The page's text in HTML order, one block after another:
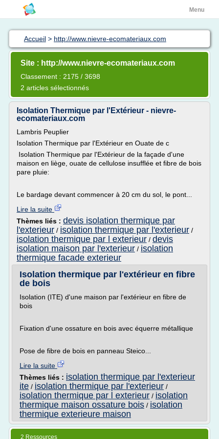
Menu
Accueil > http://www.nievre-ecomateriaux.com
Site : http://www.nievre-ecomateriaux.com
Classement : 2175 / 3698
2 articles sélectionnés
Isolation Thermique par l'Extérieur - nievre-
ecomateriaux.com
Lambris Peuplier
Isolation Thermique par l'Extérieur en Ouate de c
Isolation Thermique par l'Extérieur de la façade d'une
maison en liège, ouate de cellulose insufflée et fibre de bois
pare pluie:
Le bardage devant commencer à 20 cm du sol, le pont...
Lire la suite
Thèmes liés : devis isolation thermique par
l'exterieur / isolation thermique par l'exterieur /
isolation thermique par l exterieur / devis
isolation maison par l'exterieur / isolation
thermique facade exterieur
Isolation thermique par l'extérieur en fibre
de bois
Isolation (ITE) d'une maison par l'extérieur en fibre de
bois
Fixation d'une ossature en bois avec équerre métallique
Pose de fibre de bois en panneau Steico...
Lire la suite
Thèmes liés : isolation thermique par l'exterieur
ite / isolation thermique par l'exterieur /
isolation thermique par l exterieur / isolation
thermique maison ossature bois / isolation
thermique exterieure maison
2 Ressources